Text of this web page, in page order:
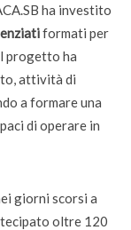
ha investito
formati per
progetto ha
attività di
a formare una
di operare in
giorni scorsi a
oltre 120